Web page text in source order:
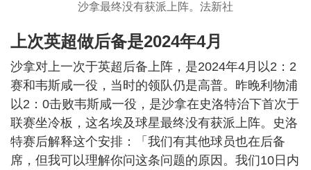
沙拿最终没有获派上阵。法新社
上次英超做后备是2024年4月
沙拿对上一次于英超后备上阵，是2024年4月以2：2
赛和韦斯咸一役，当时的领队仍是高普。昨晚利物浦
以2：0击败韦斯咸一役，是沙拿在史洛特治下首次于
联赛坐冷板，这名埃及球星最终没有获派上阵。史洛
特赛后解释这个安排：「我们有其他球员也在后备
席，但我可以理解你问这条问题的原因。我们10日内